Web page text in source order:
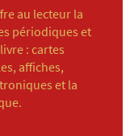
au lecteur la
périodiques et
: cartes
affiches,
et la